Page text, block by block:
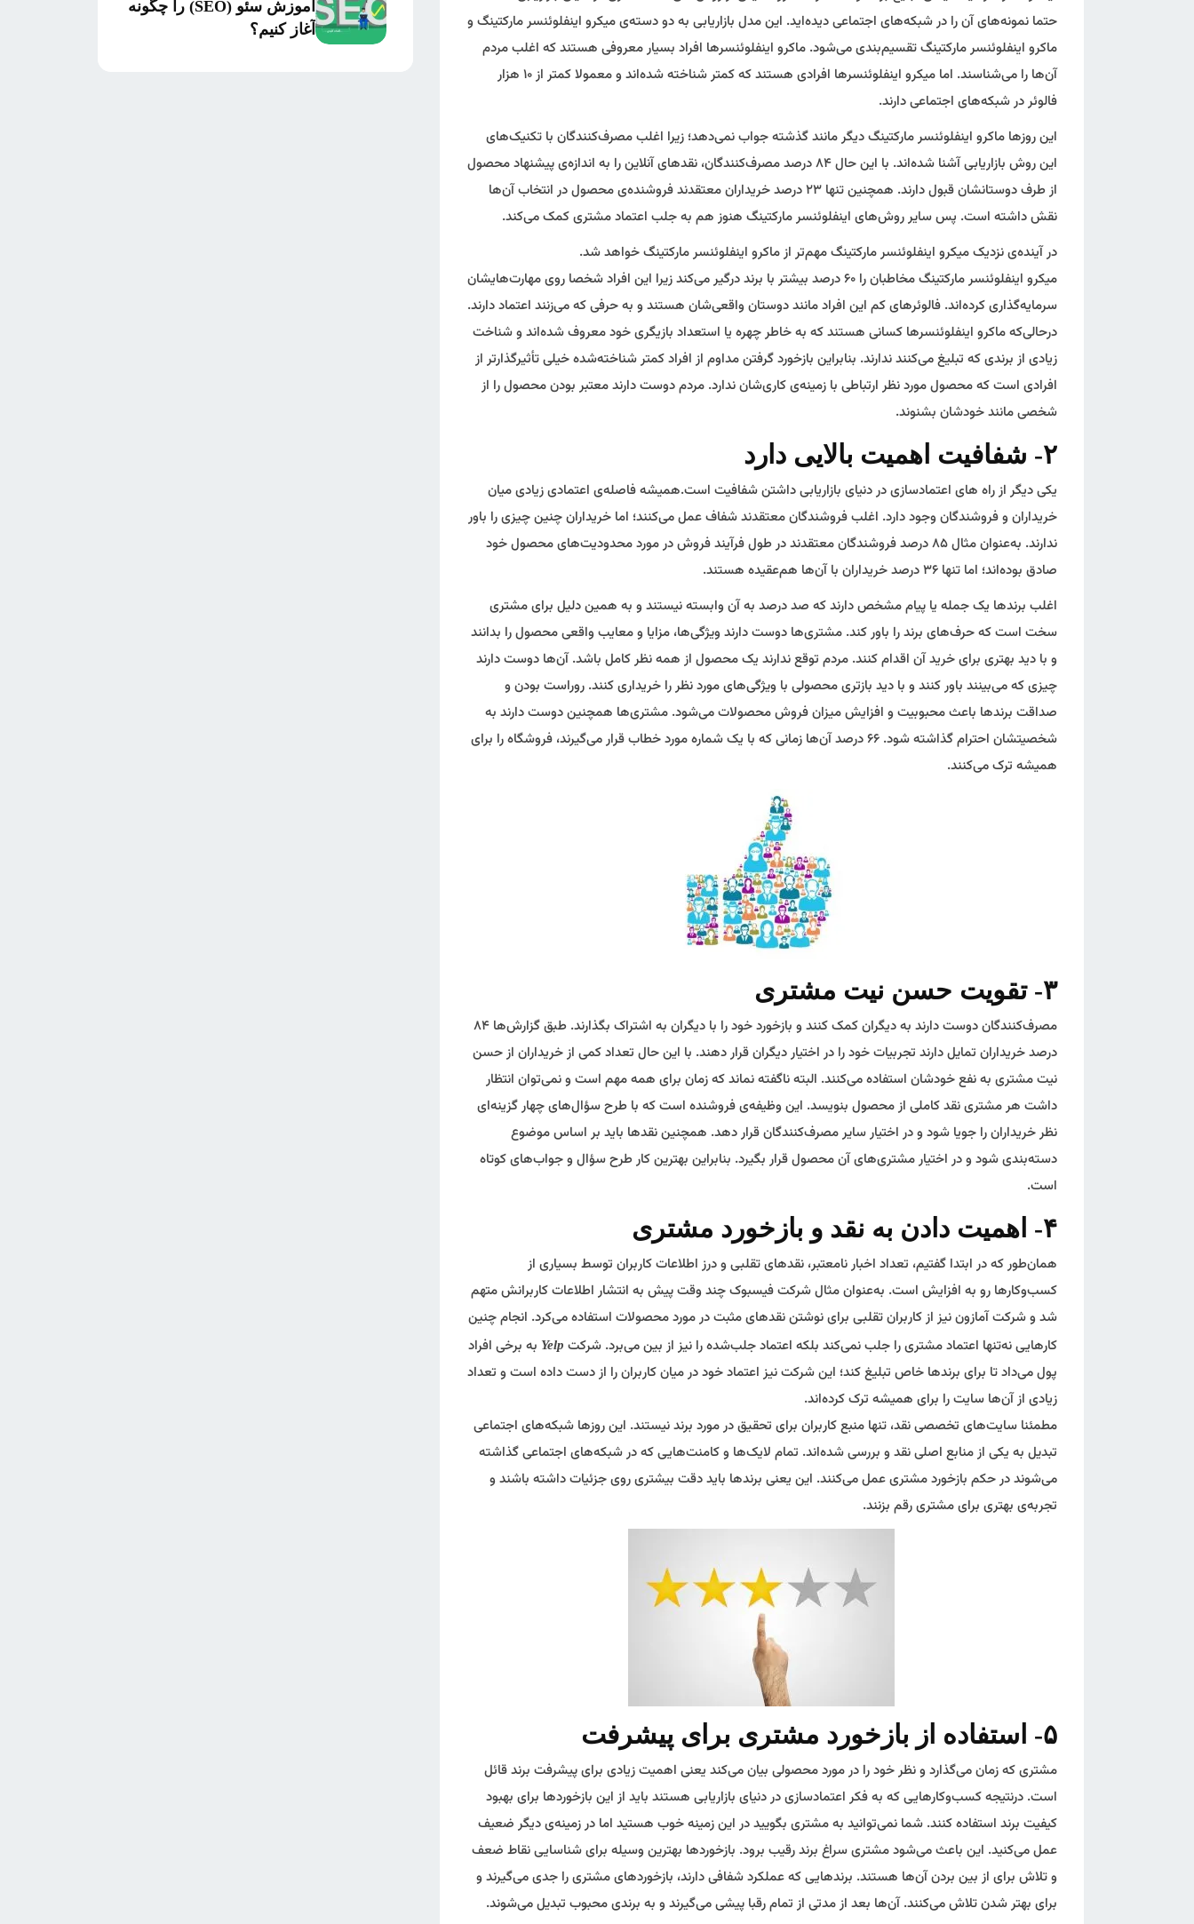
حتما نمونه‌های آن را در شبکه‌های اجتماعی دیده‌اید. این مدل بازاریابی به دو دسته‌ی میکرو اینفلوئنسر مارکتینگ و
ماکرو اینفلوئنسر مارکتینگ تقسیم‌بندی می‌شود. ماکرو اینفلوئنسرها افراد بسیار معروفی هستند که اغلب مردم
آن‌ها را می‌شناسند. اما میکرو اینفلوئنسرها افرادی هستند که کمتر شناخته شده‌اند و معمولا کمتر از ۱۰ هزار
فالوئر در شبکه‌های اجتماعی دارند.
این روزها ماکرو اینفلوئنسر مارکتینگ دیگر مانند گذشته جواب نمی‌دهد؛ زیرا اغلب مصرف‌کنندگان با تکنیک‌های
این روش بازاریابی آشنا شده‌اند. با این حال ۸۴ درصد مصرف‌کنندگان، نقدهای آنلاین را به اندازه‌ی پیشنهاد محصول
از طرف دوستانشان قبول دارند. همچنین تنها ۲۳ درصد خریداران معتقدند فروشنده‌ی محصول در انتخاب آن‌ها
نقش داشته است. پس سایر روش‌های اینفلوئنسر مارکتینگ هنوز هم به جلب اعتماد مشتری کمک می‌کند.
در آینده‌ی نزدیک میکرو اینفلوئنسر مارکتینگ مهم‌تر از ماکرو اینفلوئنسر مارکتینگ خواهد شد.
میکرو اینفلوئنسر مارکتینگ مخاطبان را ۶۰ درصد بیشتر با برند درگیر می‌کند زیرا این افراد شخصا روی مهارت‌هایشان
سرمایه‌گذاری کرده‌اند. فالوئرهای کم این افراد مانند دوستان واقعی‌شان هستند و به حرفی که می‌زنند اعتماد دارند.
درحالی‌که ماکرو اینفلوئنسرها کسانی هستند که به خاطر چهره یا استعداد بازیگری خود معروف شده‌اند و شناخت
زیادی از برندی که تبلیغ می‌کنند ندارند. بنابراین بازخورد گرفتن مداوم از افراد کمتر شناخته‌شده خیلی تأثیرگذارتر از
افرادی است که محصول مورد نظر ارتباطی با زمینه‌ی کاری‌شان ندارد. مردم دوست دارند معتبر بودن محصول را از
شخصی مانند خودشان بشنوند.
۲- شفافیت اهمیت بالایی دارد
یکی دیگر از راه های اعتمادسازی در دنیای بازاریابی داشتن شفافیت است.همیشه فاصله‌ی اعتمادی زیادی میان
خریداران و فروشندگان وجود دارد. اغلب فروشندگان معتقدند شفاف عمل می‌کنند؛ اما خریداران چنین چیزی را باور
ندارند. به‌عنوان مثال ۸۵ درصد فروشندگان معتقدند در طول فرآیند فروش در مورد محدودیت‌های محصول خود
صادق بوده‌اند؛ اما تنها ۳۶ درصد خریداران با آن‌ها هم‌عقیده هستند.
اغلب برندها یک جمله یا پیام مشخص دارند که صد درصد به آن وابسته نیستند و به همین دلیل برای مشتری
سخت است که حرف‌های برند را باور کند. مشتری‌ها دوست دارند ویژگی‌ها، مزایا و معایب واقعی محصول را بدانند
و با دید بهتری برای خرید آن اقدام کنند. مردم توقع ندارند یک محصول از همه نظر کامل باشد. آن‌ها دوست دارند
چیزی که می‌بینند باور کنند و با دید بازتری محصولی با ویژگی‌های مورد نظر را خریداری کنند. روراست بودن و
صداقت برندها باعث محبوبیت و افزایش میزان فروش محصولات می‌شود. مشتری‌ها همچنین دوست دارند به
شخصیتشان احترام گذاشته شود. ۶۶ درصد آن‌ها زمانی که با یک شماره مورد خطاب قرار می‌گیرند، فروشگاه را برای
همیشه ترک می‌کنند.
۳- تقویت حسن نیت مشتری
مصرف‌کنندگان دوست دارند به دیگران کمک کنند و بازخورد خود را با دیگران به اشتراک بگذارند. طبق گزارش‌ها ۸۴
درصد خریداران تمایل دارند تجربیات خود را در اختیار دیگران قرار دهند. با این حال تعداد کمی از خریداران از حسن
نیت مشتری به نفع خودشان استفاده می‌کنند. البته ناگفته نماند که زمان برای همه مهم است و نمی‌توان انتظار
داشت هر مشتری نقد کاملی از محصول بنویسد. این وظیفه‌ی فروشنده است که با طرح سؤال‌های چهار گزینه‌ای
نظر خریداران را جویا شود و در اختیار سایر مصرف‌کنندگان قرار دهد. همچنین نقدها باید بر اساس موضوع
دسته‌بندی شود و در اختیار مشتری‌های آن محصول قرار بگیرد. بنابراین بهترین کار طرح سؤال و جواب‌های کوتاه
است.
۴- اهمیت دادن به نقد و بازخورد مشتری
همان‌طور که در ابتدا گفتیم، تعداد اخبار نامعتبر، نقدهای تقلبی و درز اطلاعات کاربران توسط بسیاری از
کسب‌وکارها رو به افزایش است. به‌عنوان مثال شرکت فیسبوک چند وقت پیش به انتشار اطلاعات کاربرانش متهم
شد و شرکت آمازون نیز از کاربران تقلبی برای نوشتن نقدهای مثبت در مورد محصولات استفاده می‌کرد. انجام چنین
کارهایی نه‌تنها اعتماد مشتری را جلب نمی‌کند بلکه اعتماد جلب‌شده را نیز از بین می‌برد. شرکت Yelp به برخی افراد
پول می‌داد تا برای برندها خاص تبلیغ کند؛ این شرکت نیز اعتماد خود در میان کاربران را از دست داده است و تعداد
زیادی از آن‌ها سایت را برای همیشه ترک کرده‌اند.
مطمئنا سایت‌های تخصصی نقد، تنها منبع کاربران برای تحقیق در مورد برند نیستند. این روزها شبکه‌های اجتماعی
تبدیل به یکی از منابع اصلی نقد و بررسی شده‌اند. تمام لایک‌ها و کامنت‌هایی که در شبکه‌های اجتماعی گذاشته
می‌شوند در حکم بازخورد مشتری عمل می‌کنند. این یعنی برندها باید دقت بیشتری روی جزئیات داشته باشند و
تجربه‌ی بهتری برای مشتری رقم بزنند.
۵- استفاده از بازخورد مشتری برای پیشرفت
مشتری که زمان می‌گذارد و نظر خود را در مورد محصولی بیان می‌کند یعنی اهمیت زیادی برای پیشرفت برند قائل
است. درنتیجه کسب‌وکارهایی که به فکر اعتمادسازی در دنیای بازاریابی هستند باید از این بازخوردها برای بهبود
کیفیت برند استفاده کنند. شما نمی‌توانید به مشتری بگویید در این زمینه خوب هستید اما در زمینه‌ی دیگر ضعیف
عمل می‌کنید. این باعث می‌شود مشتری سراغ برند رقیب برود. بازخوردها بهترین وسیله برای شناسایی نقاط ضعف
و تلاش برای از بین بردن آن‌ها هستند. برندهایی که عملکرد شفافی دارند، بازخوردهای مشتری را جدی می‌گیرند و
برای بهتر شدن تلاش می‌کنند. آن‌ها بعد از مدتی از تمام رقبا پیشی می‌گیرند و به برندی محبوب تبدیل می‌شوند.
آموزش سئو (SEO) را چگونه
آغاز کنیم؟